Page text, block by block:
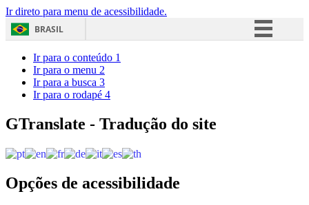
Ir direto para menu de acessibilidade.
BRASIL
Acesso à informação
Ir para o conteúdo 1
Ir para o menu 2
Ir para a busca 3
Ir para o rodapé 4
GTranslate - Tradução do site
Opções de acessibilidade